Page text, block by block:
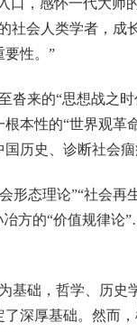
口，感怀一代大
社会人类学者，成
要性。”
沓来的“思想战之
本性的“世界观革
历史、诊断社会痼
形态理论”“社会
方的“价值规律
基础，哲学、历史
深厚基础。然而